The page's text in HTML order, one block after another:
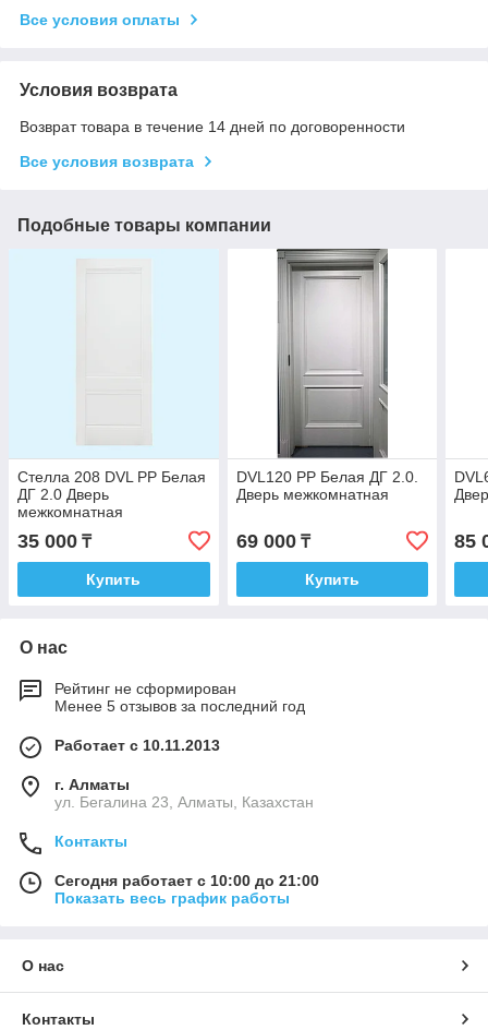
Все условия оплаты
Условия возврата
Возврат товара в течение 14 дней по договоренности
Все условия возврата
Подобные товары компании
Стелла 208 DVL PP Белая
ДГ 2.0 Дверь
межкомнатная
35 000 ₸
Купить
DVL120 PP Белая ДГ 2.0.
Дверь межкомнатная
69 000₸
Купить
85
О нас
Рейтинг не сформирован
Менее 5 отзывов за последний год
Работает с 10.11.2013
г. Алматы
ул. Бегалина 23, Алматы, Казахстан
Контакты
Сегодня работает с 10:00 до 21:00
Показать весь график работы
О нас
Контакты